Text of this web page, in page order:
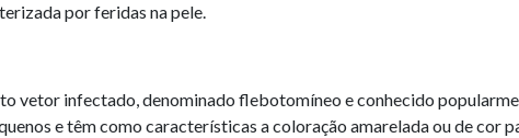
por feridas na pele.
vetor infectado, denominado flebotomíneo e conhecido
e têm como características a coloração amarelada ou de cor